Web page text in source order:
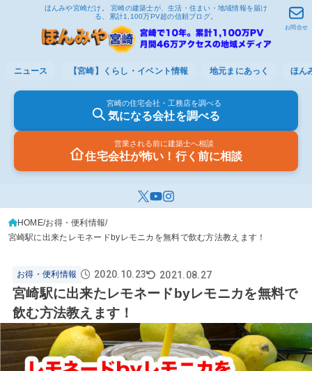
ほんみや宮崎だけ。 宮崎の建築士が、生活・住まい・地域情報を届け
る、累計1,100万PV超の信頼ブログ。
ニュース 【宮崎】くらし・イベント情報 地元まにあっく ほん
宮崎の住宅会社・工務店を調べる
気になる会社を調べる
営業される前に建築士へ相談
住宅会社が怖い！行く前に相談
お問合せ
HOME お得・便利情報
宮崎駅に出来たレモネードbyレモニカを無料で飲む方法教えます！
お得・便利情報 2020.10.23 2021.08.27
宮崎駅に出来たレモネードbyレモニカを無料で
飲む方法教えます！